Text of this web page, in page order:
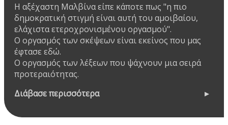
Η αξέχαστη Μαλβίνα είπε κάποτε πως "η πιο
δημοκρατική στιγμή είναι αυτή του αμοιβαίου,
ελάχιστα ετεροχρονισμένου οργασμού".
Ο οργασμός των σκέψεων είναι εκείνος που μας
έφτασε εδώ.
Ο οργασμός των λέξεων που ψάχνουν μια σειρά
προτεραιότητας.
Διάβασε περισσότερα